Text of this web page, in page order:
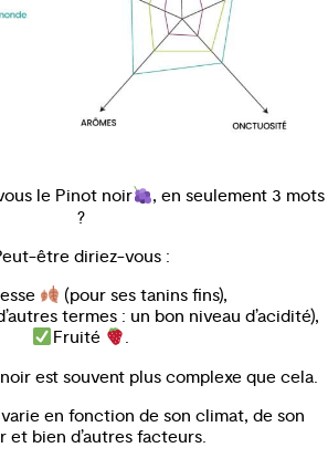
le Pinot noir
, en seulement 3 mots
?
être diriez-vous :
(pour ses tanins fins),
termes : un bon niveau d’acidité),
Fruité
.
est souvent plus complexe que cela.
en fonction de son climat, de son
et bien d’autres facteurs.